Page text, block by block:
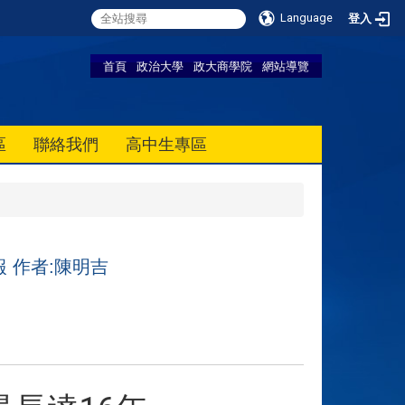
Language 登入
首頁 政治大學 政大商學院 網站導覽
聯絡我們 高中生專區
作者:陳明吉